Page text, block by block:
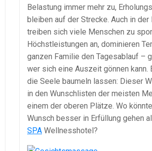
Belastung immer mehr zu,
bleiben auf der Strecke. Auch in
treiben sich viele Menschen zu
Höchstleistungen an, dominieren
ganzen Familie den Tagesablauf –
wer sich eine Auszeit gönnen kann.
die Seele baumeln lassen: Dieser
in den Wunschlisten der meisten
einem der oberen Plätze. Wo
Wunsch besser in Erfüllung gehen
SPA Wellnesshotel?